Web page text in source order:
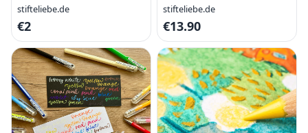
stifteliebe.de
€2
stifteliebe.de
€13.90